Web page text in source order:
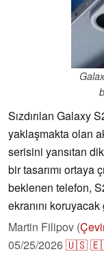
Sızdırılan Galaxy
yaklaşmakta olan
serisini yansıtan
bir tasarımı ortaya
beklenen telefon,
ekranını
Martin Filipov (
05/25/2026🇺🇸